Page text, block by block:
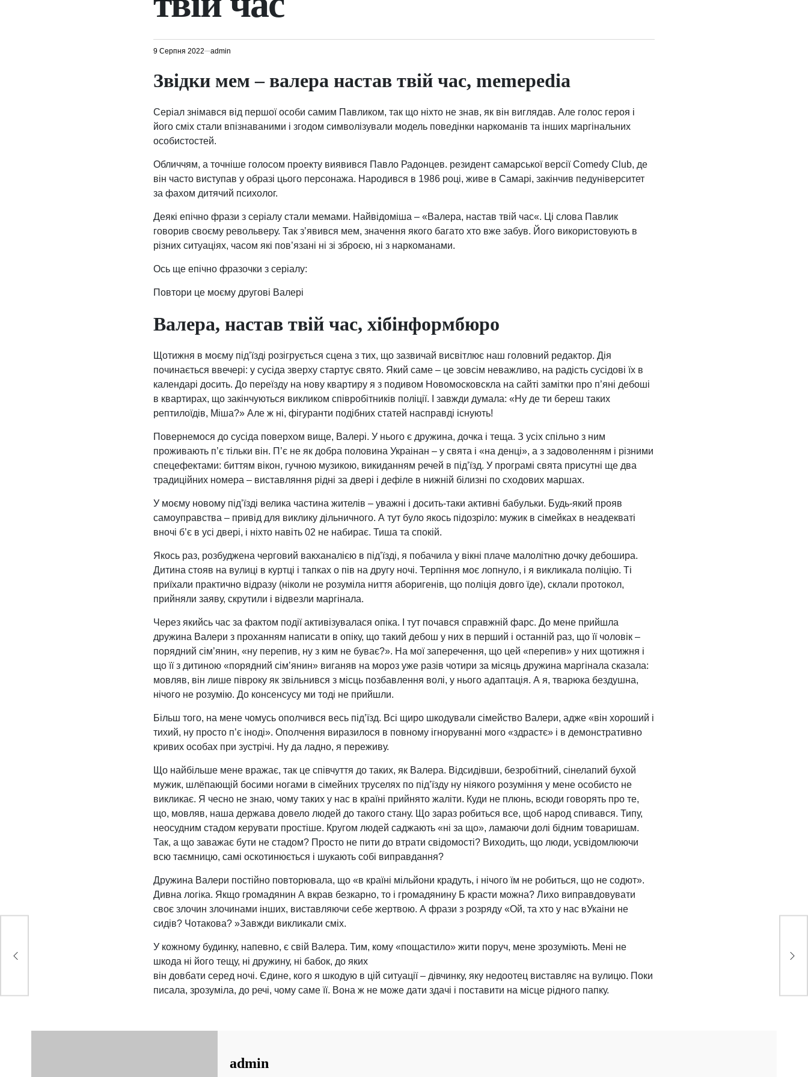
9 Серпня 2022 admin
Звідки мем – валера настав твій час, memepedia
Серіал знімався від першої особи самим Павликом, так що ніхто не знав, як він виглядав. Але голос героя і
його сміх стали впізнаваними і згодом символізували модель поведінки наркоманів та інших маргінальних
особистостей.
Обличчям, а точніше голосом проекту виявився Павло Радонцев. резидент самарської версії Comedy Club, де
він часто виступав у образі цього персонажа. Народився в 1986 році, живе в Самарі, закінчив педуніверситет
за фахом дитячий психолог.
Деякі епічно фрази з серіалу стали мемами. Найвідоміша – «Валера, настав твій час«. Ці слова Павлик
говорив своєму револьверу. Так з’явився мем, значення якого багато хто вже забув. Його використовують в
різних ситуаціях, часом які пов’язані ні зі зброєю, ні з наркоманами.
Ось ще епічно фразочки з серіалу:
Повтори це моєму другові Валері
Валера, настав твій час, хібінформбюро
Щотижня в моєму під’їзді розігрується сцена з тих, що зазвичай висвітлює наш головний редактор. Дія
починається ввечері: у сусіда зверху стартує свято. Який саме – це зовсім неважливо, на радість сусідові їх в
календарі досить. До переїзду на нову квартиру я з подивом Новомосковскла на сайті замітки про п’яні дебоші
в квартирах, що закінчуються викликом співробітників поліції. І завжди думала: «Ну де ти береш таких
рептилоїдів, Міша?» Але ж ні, фігуранти подібних статей насправді існують!
Повернемося до сусіда поверхом вище, Валері. У нього є дружина, дочка і теща. З усіх спільно з ним
проживають п’є тільки він. П’є не як добра половина Украінан – у свята і «на денці», а з задоволенням і різними
спецефектами: биттям вікон, гучною музикою, викиданням речей в під’їзд. У програмі свята присутні ще два
традиційних номера – виставляння рідні за двері і дефіле в нижній білизні по сходових маршах.
У моєму новому під’їзді велика частина жителів – уважні і досить-таки активні бабульки. Будь-який прояв
самоуправства – привід для виклику дільничного. А тут було якось підозріло: мужик в сімейках в неадекваті
вночі б’є в усі двері, і ніхто навіть 02 не набирає. Тиша та спокій.
Якось раз, розбуджена черговий вакханалією в під’їзді, я побачила у вікні плаче малолітню дочку дебошира.
Дитина стояв на вулиці в куртці і тапках о пів на другу ночі. Терпіння моє лопнуло, і я викликала поліцію. Ті
приїхали практично відразу (ніколи не розуміла ниття аборигенів, що поліція довго їде), склали протокол,
прийняли заяву, скрутили і відвезли маргінала.
Через якийсь час за фактом події активізувалася опіка. І тут почався справжній фарс. До мене прийшла
дружина Валери з проханням написати в опіку, що такий дебош у них в перший і останній раз, що її чоловік –
порядний сім’янин, «ну перепив, ну з ким не буває?». На мої заперечення, що цей «перепив» у них щотижня і
що її з дитиною «порядний сім’янин» виганяв на мороз уже разів чотири за місяць дружина маргінала сказала:
мовляв, він лише півроку як звільнився з місць позбавлення волі, у нього адаптація. А я, тварюка бездушна,
нічого не розумію. До консенсусу ми тоді не прийшли.
Більш того, на мене чомусь ополчився весь під’їзд. Всі щиро шкодували сімейство Валери, адже «він хороший і
тихий, ну просто п’є іноді». Ополчення виразилося в повному ігноруванні мого «здрастє» і в демонстративно
кривих особах при зустрічі. Ну да ладно, я переживу.
Що найбільше мене вражає, так це співчуття до таких, як Валера. Відсидівши, безробітний, сінелапий бухой
мужик, шлёпающій босими ногами в сімейних труселях по під’їзду ну ніякого розуміння у мене особисто не
викликає. Я чесно не знаю, чому таких у нас в країні прийнято жаліти. Куди не плюнь, всюди говорять про те,
що, мовляв, наша держава довело людей до такого стану. Що зараз робиться все, щоб народ спивався. Типу,
неосудним стадом керувати простіше. Кругом людей саджають «ні за що», ламаючи долі бідним товаришам.
Так, а що заважає бути не стадом? Просто не пити до втрати свідомості? Виходить, що люди, усвідомлюючи
всю таємницю, самі оскотинюється і шукають собі виправдання?
Дружина Валери постійно повторювала, що «в країні мільйони крадуть, і нічого їм не робиться, що не содют».
Дивна логіка. Якщо громадянин А вкрав безкарно, то і громадянину Б красти можна? Лихо виправдовувати
своє злочин злочинами інших, виставляючи себе жертвою. А фрази з розряду «Ой, та хто у нас вУкаіни не
сидів? Чотакова? »Завжди викликали сміх.
У кожному будинку, напевно, є свій Валера. Тим, кому «пощастило» жити поруч, мене зрозуміють. Мені не
шкода ні його тещу, ні дружину, ні бабок, до яких
він довбати серед ночі. Єдине, кого я шкодую в цій ситуації – дівчинку, яку недоотец виставляє на вулицю. Поки
писала, зрозуміла, до речі, чому саме її. Вона ж не може дати здачі і поставити на місце рідного папку.
admin